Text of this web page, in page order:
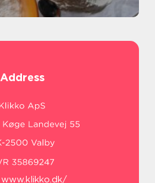
Address
www.klikko.dk/